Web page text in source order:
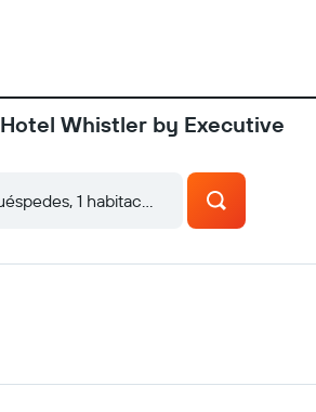
(es posible que se aplique un recargo).
Whistler by Executive
1 habitación